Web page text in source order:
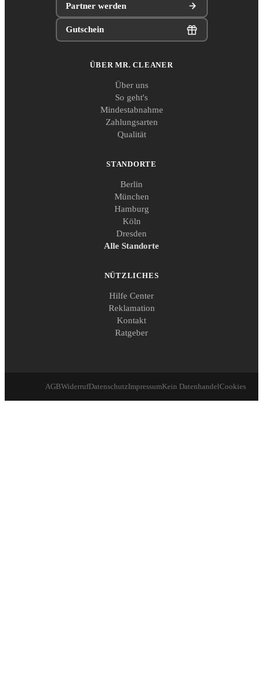
Partner werden
Gutschein
ÜBER MR. CLEANER
Über uns
So geht's
Mindestabnahme
Zahlungsarten
Qualität
STANDORTE
Berlin
München
Hamburg
Köln
Dresden
Alle Standorte
NÜTZLICHES
Hilfe Center
Reklamation
Kontakt
Ratgeber
AGBWiderrufDatenschutzImpressumKein DatenhandelCookies